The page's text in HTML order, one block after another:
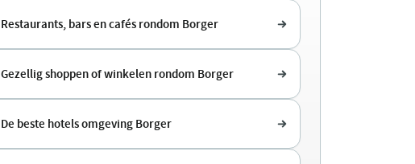
Restaurants, bars en cafés rondom Borger
Gezellig shoppen of winkelen rondom Borger
De beste hotels omgeving Borger